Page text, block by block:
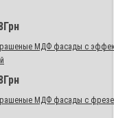
МДФ фасады с
МДФ фасады с